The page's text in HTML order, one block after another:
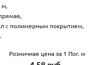
м,
с полимерным покрытием,
Розничная цена за 1 Пог. м